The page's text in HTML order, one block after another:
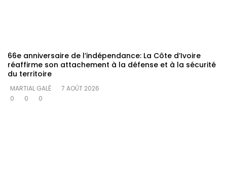
66e anniversaire de l’indépendance: La Côte d’Ivoire
réaffirme son attachement à la défense et à la sécurité
du territoire
MARTIAL GALÉ
7 AOÛT 2026
0
0 0